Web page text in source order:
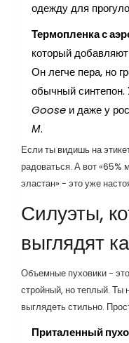
одежду для
Термопленка с
который
Он легче пера, но
обычный синтепон.
Goose и даже у
М.
Если ты видишь на
радоваться. А вот «65%
эластан» - это уже
Силуэты,
выглядят
Объемные пуховики -
стройный, но теплый. Ты
выглядеть стильно.
Приталенный